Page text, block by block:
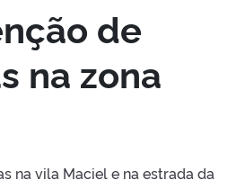
de
na zona
na vila Maciel e na estrada da